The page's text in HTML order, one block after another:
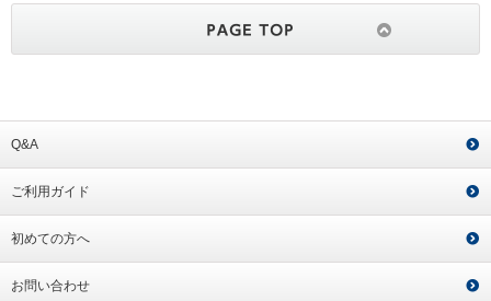
Q&A
ご利用ガイド
初めての方へ
お問い合わせ